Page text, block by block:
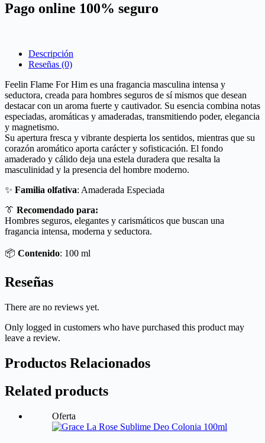
Pago online 100% seguro
Descripción
Reseñas (0)
Feelin Flame For Him es una fragancia masculina intensa y
seductora, creada para hombres seguros de sí mismos que desean
destacar con un aroma fuerte y cautivador. Su esencia combina notas
especiadas, aromáticas y amaderadas, transmitiendo poder, elegancia
y magnetismo.
Su apertura fresca y vibrante despierta los sentidos, mientras que su
corazón aromático aporta carácter y sofisticación. El fondo
amaderado y cálido deja una estela duradera que resalta la
masculinidad y la presencia del hombre moderno.
✨ Familia olfativa: Amaderada Especiada
👔 Recomendado para:
Hombres seguros, elegantes y carismáticos que buscan una
fragancia intensa, moderna y seductora.
📦 Contenido: 100 ml
Reseñas
There are no reviews yet.
Only logged in customers who have purchased this product may
leave a review.
Productos Relacionados
Related products
Oferta